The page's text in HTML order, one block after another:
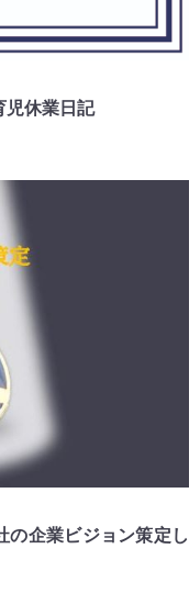
児休業日記
の企業ビジョン策定し